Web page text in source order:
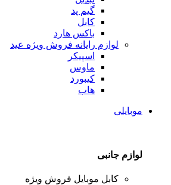
گیم پد
کابل
باکس هارد
لوازم رایانه فروش ویژه عید
اسپیکر
ماوس
کیبورد
هاب
موبایلی
لوازم جانبی
کابل موبایل فروش ویژه